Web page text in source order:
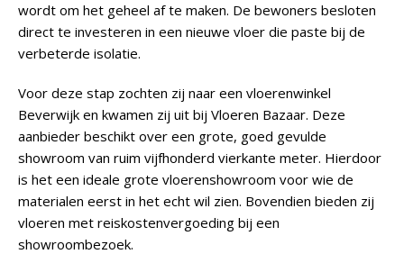
wordt om het geheel af te maken. De bewoners besloten
direct te investeren in een nieuwe vloer die paste bij de
verbeterde isolatie.
Voor deze stap zochten zij naar een vloerenwinkel
Beverwijk en kwamen zij uit bij Vloeren Bazaar. Deze
aanbieder beschikt over een grote, goed gevulde
showroom van ruim vijfhonderd vierkante meter. Hierdoor
is het een ideale grote vloerenshowroom voor wie de
materialen eerst in het echt wil zien. Bovendien bieden zij
vloeren met reiskostenvergoeding bij een
showroombezoek.